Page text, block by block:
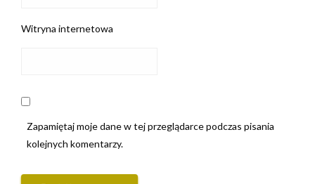
Witryna internetowa
Zapamiętaj moje dane w tej przeglądarce podczas pisania
kolejnych komentarzy.